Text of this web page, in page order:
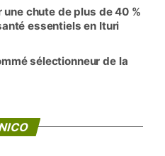
une chute de plus de 40 %
essentiels en Ituri
sélectionneur de la